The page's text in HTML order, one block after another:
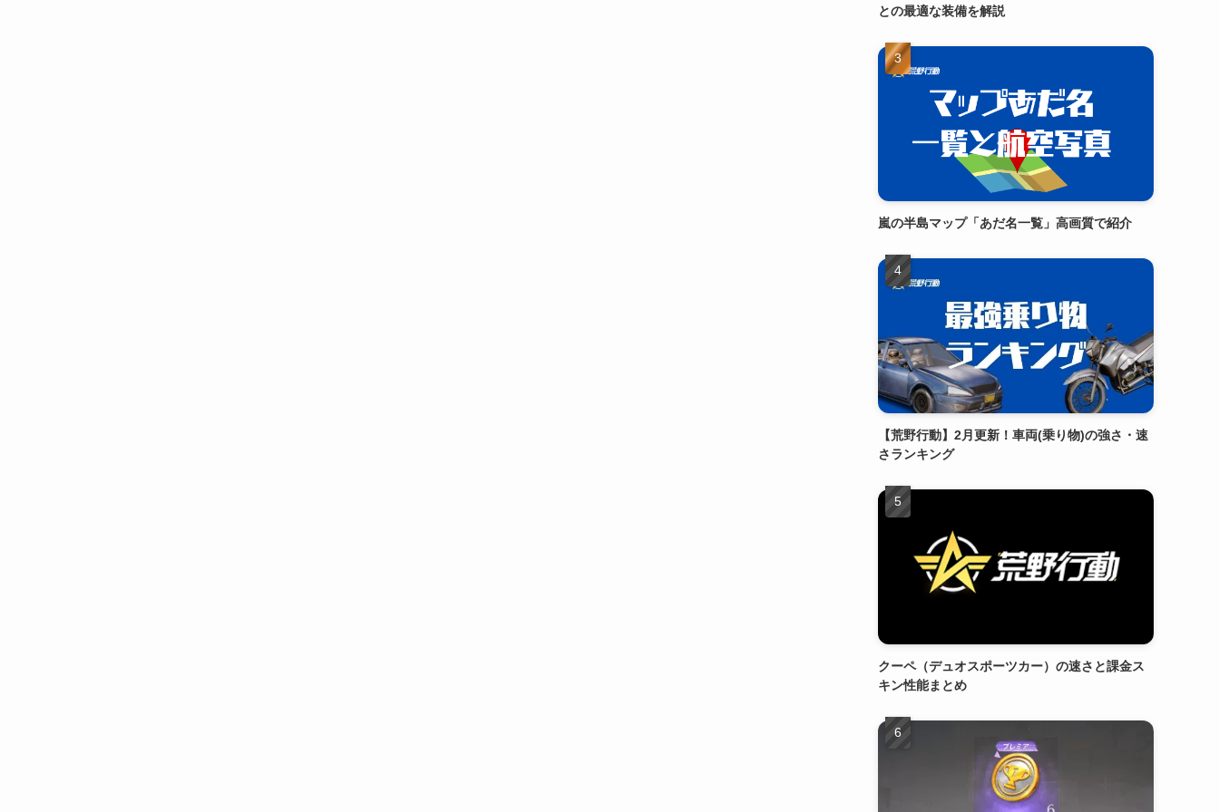
との最適な装備を解説
嵐の半島マップ「あだ名一覧」高画質で紹介
【荒野行動】2月更新！車両(乗り物)の強さ・速
さランキング
クーペ（デュオスポーツカー）の速さと課金ス
キン性能まとめ